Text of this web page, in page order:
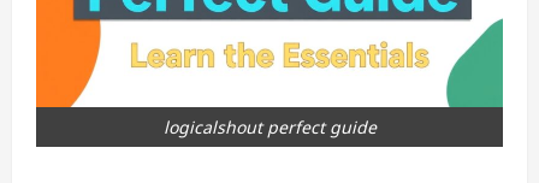
logicalshout perfect guide